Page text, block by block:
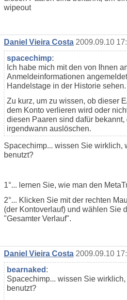
wipeout
Daniel Vieira Costa 2009.09.10
spacechimp:
Ich habe mich mit den von Ihnen
Anmeldeinformationen
Handelstage in der Historie sehen.
Zu kurz, um zu wissen, ob dieser
dem Konto verlieren wird oder
diesen Paaren sind dafür
irgendwann auslöschen.
Spacechimp... wissen Sie wirklich,
benutzt?
1°... lernen Sie, wie man den
2°... Klicken Sie mit der rechten
(der Kontoverlauf) und wählen Sie
"Gesamter Verlauf".
Daniel Vieira Costa 2009.09.10
bearnaked :
Spacechimp... wissen Sie
benutzt?